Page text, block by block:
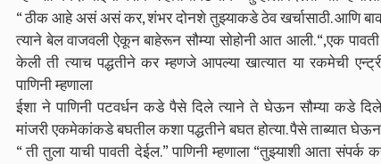
“ ठीक आहे असं असं कर, शंभर दोनशे तुझ्याकडे ठेव खर्चासाठी. आणि
त्याने बेल वाजवली ऐकून बाहेरून सौम्या सोहोनी आत आली. “,एक
केली ती त्याच पद्धतीने कर म्हणजे आपल्या खात्यात या रकमेची
पाणिनी म्हणाला
ईशा ने पाणिनी पटवर्धन कडे पैसे दिले त्याने ते घेऊन सौम्या कडे
मांजरी एकमेकांकडे बघतील कशा पद्धतीने बघत होत्या. पैसे ताब्यात घेऊन
“ ती तुला याची पावती देईल.” पाणिनी म्हणाला “तुझ्याशी आता